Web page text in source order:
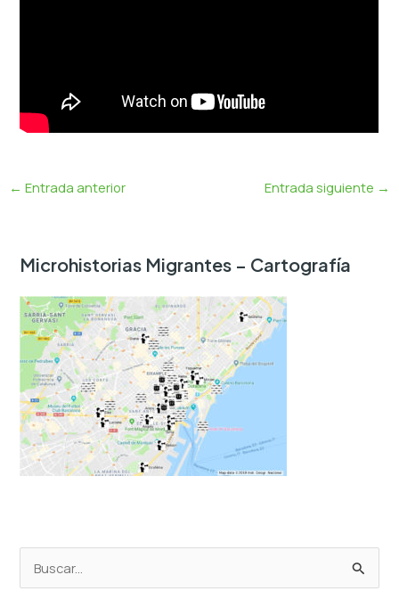
← Entrada anterior Entrada siguiente →
Microhistorias Migrantes – Cartografía